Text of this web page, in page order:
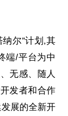
尔”计划,其
端/平台为中
无感、随人
发者和合作
展的全新开